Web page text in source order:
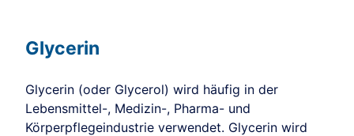
Glycerin
Glycerin (oder Glycerol) wird häufig in der
Lebensmittel-, Medizin-, Pharma- und
Körperpflegeindustrie verwendet. Glycerin wird